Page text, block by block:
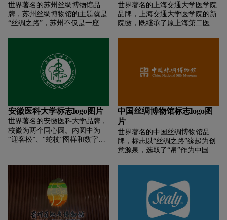
世界著名的苏州丝绸博物馆品
牌，苏州丝绸博物馆的主题就是
“丝绸之路”，苏州不仅是一座园
开放意识。整体色彩以白色为
主，反映丝绸的本色，墙面在人
口处作一自然的曲折，象征着丝
绸的柔软、飘逸，墙顶直立一排
如丝绸之路上一段绵延的古城
墙。墙前分别装饰着采桑女、烷
纱女和织绸女三尊汉白玉雕像，
在大门广场，可看到一条象征
“丝绸之路”的东西通道，与贯穿
世界著名的上海交通大学医学院
品牌，上海交通大学医学院的新
院徽，既继承了原上海第二医科
久标志与象征——蛇杖。蛇杖上
部展开的翅膀，孕育白衣天使的
是我院“博极医源，精勤不倦” 精
神的生动描述。同时，运用“白
玉兰花瓣”的形象元素，点题上
海以及海派文化荟萃，切合我院
“海纳百川，博采众长”的传统特
色。 院徽中“J.A.T.S”的字母组
性质的齿轮与“S”的融合，寓意
着我院更名后医理、医工结合发
展的历史新机遇。院徽周边附以
中英文的“上海交通大学医学院”
字样，于形神一致中展现了我院
安徽医科大学标志logo图片
世界著名的安徽医科大学品牌，
校徽为两个同心圆。内圆中为
“迎客松”、“蛇杖”图样和数字
“1926”是学校创建年份。外圆上
下方为英文“ANHUI MEDICAL
UNIVERSITY”字样。颜色为绿
色，标准色值:C100 M0 Y100
中国丝绸博物馆标志logo图
片
世界著名的中国丝绸博物馆品
牌，标志以“丝绸之路”缘起为创
意源泉，选取了“帛”作为中国丝
表现形式，象征着丝绸发展的历
史印记，承载着丝绸文化的延续
与传播。整体标志造型独特、别
具新意、内蕴绵长。并将丝博首